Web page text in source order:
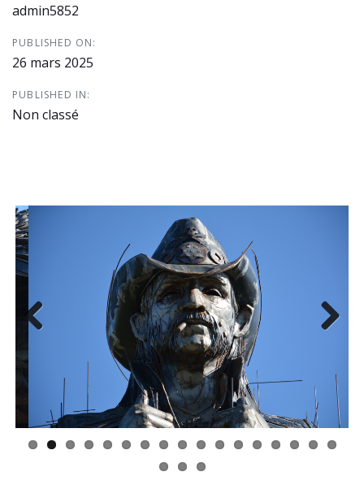
admin5852
PUBLISHED ON:
26 mars 2025
PUBLISHED IN:
Non classé